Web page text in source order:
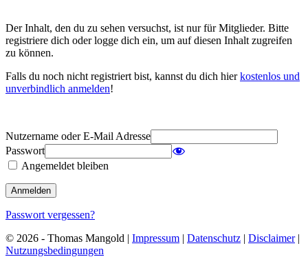
Der Inhalt, den du zu sehen versuchst, ist nur für Mitglieder. Bitte
registriere dich oder logge dich ein, um auf diesen Inhalt zugreifen
zu können.
Falls du noch nicht registriert bist, kannst du dich hierkostenlos und
unverbindlich anmelden!
Nutzername oder E-Mail Adresse
Passwort
Angemeldet bleiben
Passwort vergessen?
© 2026 - Thomas Mangold | Impressum | Datenschutz | Disclaimer|
Nutzungsbedingungen